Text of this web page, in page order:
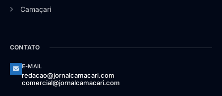
Camaçari
CONTATO
E-MAIL
redacao@jornalcamacari.com
comercial@jornalcamacari.com